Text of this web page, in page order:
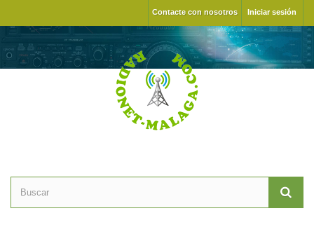
Iniciar sesión
Contacte con nosotros